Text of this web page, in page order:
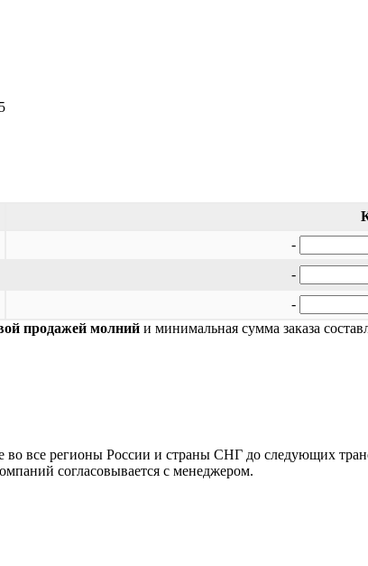
-
-
-
продажей молний и минимальная сумма заказа
во все регионы России и страны СНГ до следующих
согласовывается с менеджером.